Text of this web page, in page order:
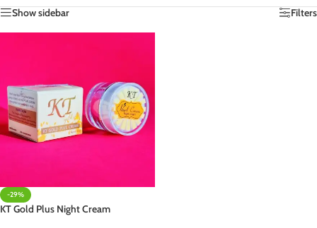
Show sidebar
Filters
-29%
KT Gold Plus Night Cream